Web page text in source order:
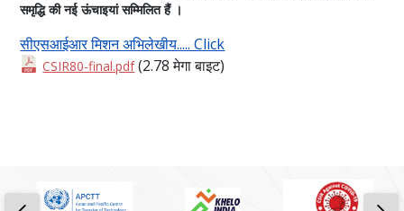
समृद्धि की नई ऊंचाइयां सम्मिलित हैं ।
सीएसआईआर मिशन अभिलेखीय..... Click
CSIR80-final.pdf (2.78 मेगा बाइट)